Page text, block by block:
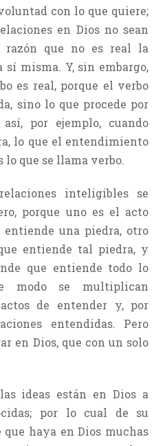
con lo que quiere;
en Dios no sean
razón que no es real la
sí misma. Y, sin embargo,
es real, porque el verbo
sino lo que procede por
por ejemplo, cuando
lo que el entendimiento
lo que se llama verbo.
inteligibles se
porque uno es el acto
una piedra, otro
entiende tal piedra, y
que entiende todo lo
modo se multiplican
de entender y, por
entendidas. Pero
en Dios, que con un solo
ideas están en Dios a
por lo cual de su
haya en Dios muchas